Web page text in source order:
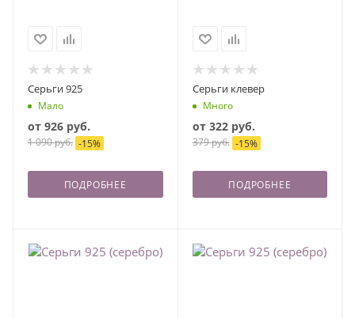
Серьги 925
Мало
от 926 руб.
1 090 руб. -15%
ПОДРОБНЕЕ
Серьги клевер
Много
от 322 руб.
379 руб. -15%
ПОДРОБНЕЕ